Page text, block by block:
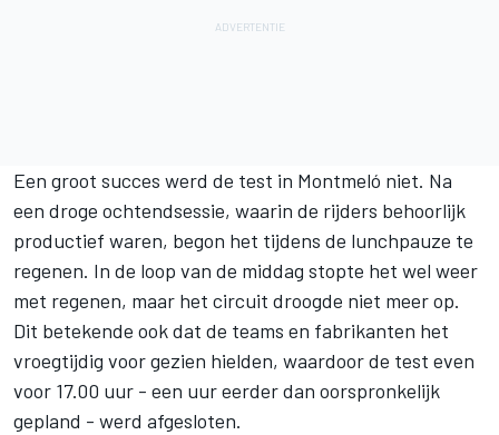
Een groot succes werd de test in Montmeló niet. Na
een droge ochtendsessie, waarin de rijders behoorlijk
productief waren, begon het tijdens de lunchpauze te
regenen. In de loop van de middag stopte het wel weer
met regenen, maar het circuit droogde niet meer op.
Dit betekende ook dat de teams en fabrikanten het
vroegtijdig voor gezien hielden, waardoor de test even
voor 17.00 uur - een uur eerder dan oorspronkelijk
gepland - werd afgesloten.